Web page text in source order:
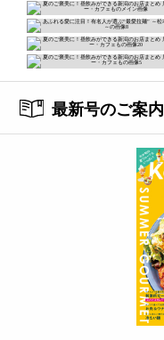
最新号のご案内